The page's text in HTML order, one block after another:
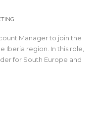
Manager to join the
Iberia region. In this role,
for South Europe and